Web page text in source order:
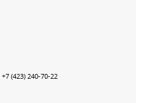
+7 (423) 240-70-22